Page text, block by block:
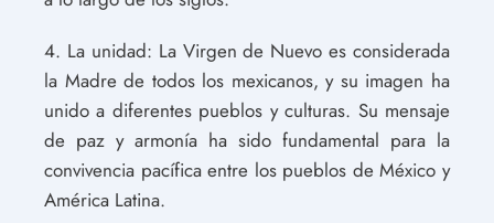
4. La unidad: La Virgen de Nuevo es considerada
la Madre de todos los mexicanos, y su imagen ha
unido a diferentes pueblos y culturas. Su mensaje
de paz y armonía ha sido fundamental para la
convivencia pacífica entre los pueblos de México y
América Latina.